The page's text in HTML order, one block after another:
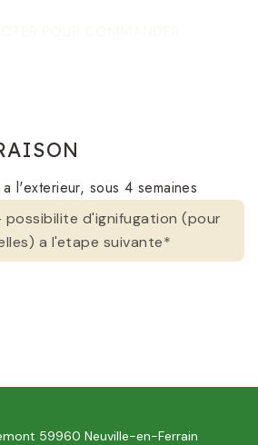
l'exterieur, sous 4 semaines
possibilite d'ignifugation (pour
a l'etape suivante*
59960 Neuville-en-Ferrain